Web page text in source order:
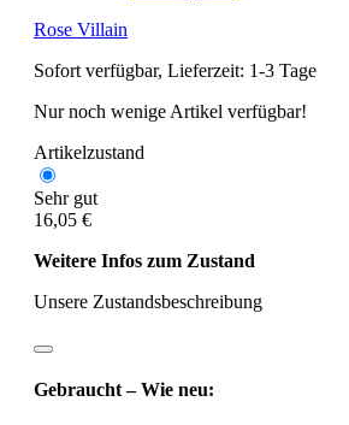
Rose Villain
Sofort verfügbar, Lieferzeit: 1-3 Tage
Nur noch wenige Artikel verfügbar!
Artikelzustand
Sehr gut
16,05 €
Weitere Infos zum Zustand
Unsere Zustandsbeschreibung
Gebraucht – Wie neu: